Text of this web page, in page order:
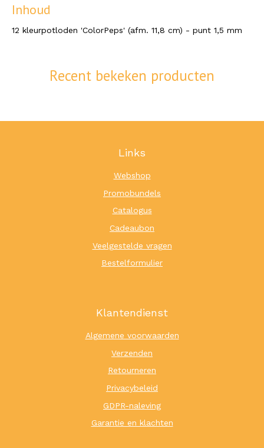
Inhoud
12 kleurpotloden 'ColorPeps' (afm. 11,8 cm) - punt 1,5 mm
Recent bekeken producten
Links
Webshop
Promobundels
Catalogus
Cadeaubon
Veelgestelde vragen
Bestelformulier
Klantendienst
Algemene voorwaarden
Verzenden
Retourneren
Privacybeleid
GDPR-naleving
Garantie en klachten